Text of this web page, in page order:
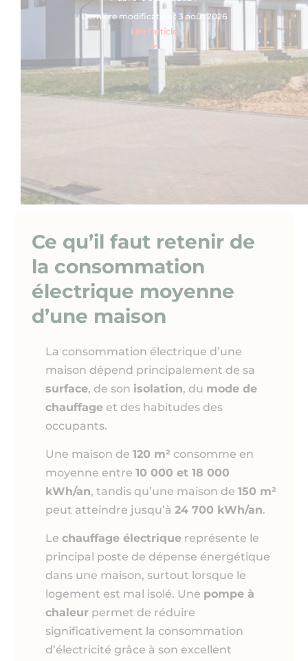
Nous contacter
Dernière modification : 3 août 2026
Lire l'article
Ce qu’il faut retenir de
la consommation
électrique moyenne
d’une maison
La consommation électrique d’une
maison dépend principalement de sa
surface, de son isolation, du mode de
chauffage et des habitudes des
occupants.
Une maison de 120 m² consomme en
moyenne entre 10 000 et 18 000
kWh/an, tandis qu’une maison de 150 m²
peut atteindre jusqu’à 24 700 kWh/an.
Le chauffage électrique représente le
principal poste de dépense énergétique
dans une maison, surtout lorsque le
logement est mal isolé. Une pompe à
chaleur permet de réduire
significativement la consommation
d’électricité grâce à son excellent